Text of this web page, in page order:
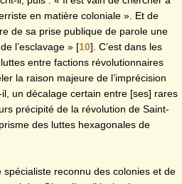
en matière coloniale ». Et de
de sa prise publique de parole une
l’esclavage » [10]. C’est dans les
entre factions révolutionnaires
la raison majeure de l’imprécision
un décalage certain entre [ses] rares
précipité de la révolution de Saint-
des luttes hexagonales de
reconnu des colonies et de